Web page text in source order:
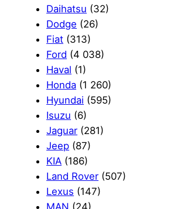
Daihatsu (32)
Dodge (26)
Fiat (313)
Ford (4 038)
Haval (1)
Honda (1 260)
Hyundai (595)
Isuzu (6)
Jaguar (281)
Jeep (87)
KIA (186)
Land Rover (507)
Lexus (147)
MAN (24)